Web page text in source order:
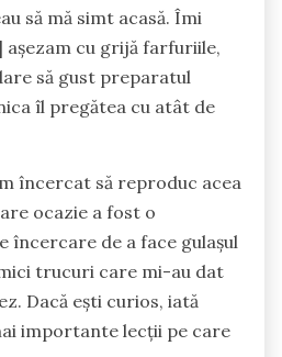
să mă simt acasă. Îmi
cu grijă farfuriile,
să gust preparatul
îl pregătea cu atât de
încercat să reproduc acea
ocazie a fost o
încercare de a face gulașul
trucuri care mi-au dat
Dacă ești curios, iată
importante lecții pe care